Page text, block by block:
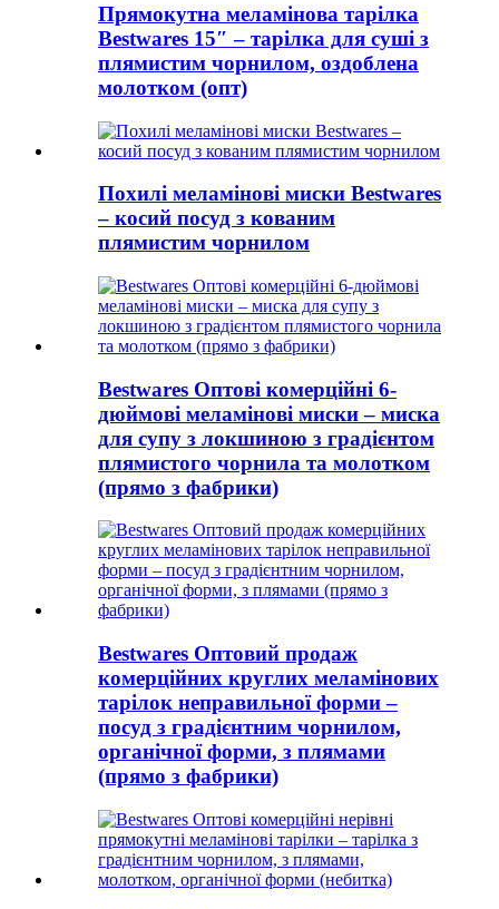
Прямокутна меламінова тарілка
Bestwares 15″ – тарілка для суші з
плямистим чорнилом, оздоблена
молотком (опт)
Похилі меламінові миски Bestwares
– косий посуд з кованим
плямистим чорнилом
Bestwares Оптові комерційні 6-
дюймові меламінові миски – миска
для супу з локшиною з градієнтом
плямистого чорнила та молотком
(прямо з фабрики)
Bestwares Оптовий продаж
комерційних круглих меламінових
тарілок неправильної форми –
посуд з градієнтним чорнилом,
органічної форми, з плямами
(прямо з фабрики)